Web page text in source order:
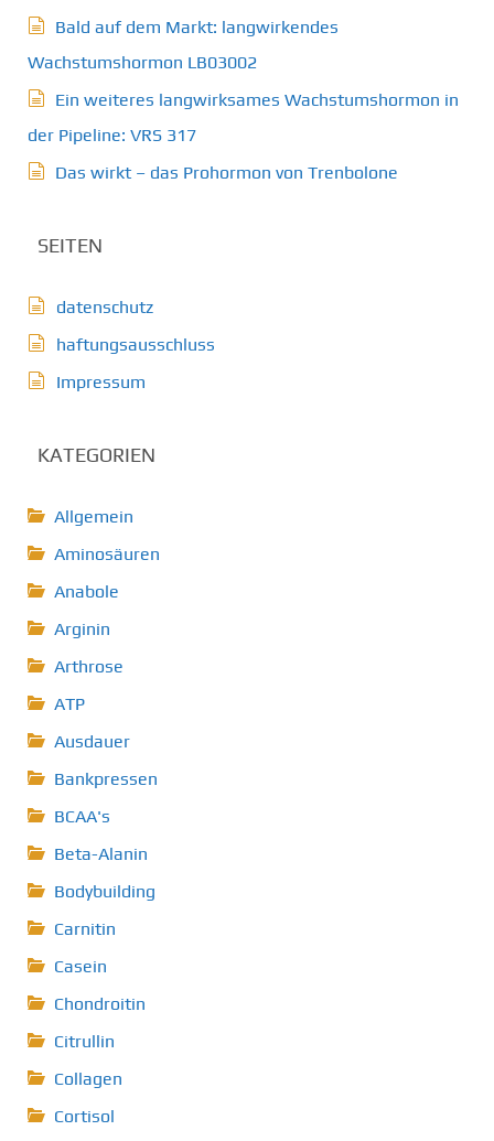
Bald auf dem Markt: langwirkendes
Wachstumshormon LB03002
Ein weiteres langwirksames Wachstumshormon in
der Pipeline: VRS 317
Das wirkt – das Prohormon von Trenbolone
SEITEN
datenschutz
haftungsausschluss
Impressum
KATEGORIEN
Allgemein
Aminosäuren
Anabole
Arginin
Arthrose
ATP
Ausdauer
Bankpressen
BCAA's
Beta-Alanin
Bodybuilding
Carnitin
Casein
Chondroitin
Citrullin
Collagen
Cortisol